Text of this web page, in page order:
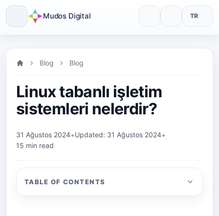
content
Mudos Digital TR
Blog Blog
Linux tabanlı işletim
sistemleri nelerdir?
31 Ağustos 2024•Updated: 31 Ağustos 2024•
15 min read
TABLE OF CONTENTS